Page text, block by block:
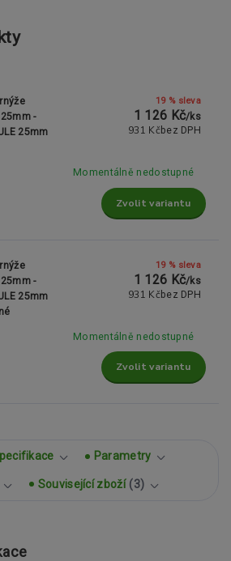
-
25mm
19 % sleva
1 126 Kč/ks
931 Kč bez DPH
Momentálně nedostupné
Zvolit variantu
-
25mm
19 % sleva
1 126 Kč/ks
931 Kč bez DPH
Momentálně nedostupné
Zvolit variantu
Parametry
Související zboží 3